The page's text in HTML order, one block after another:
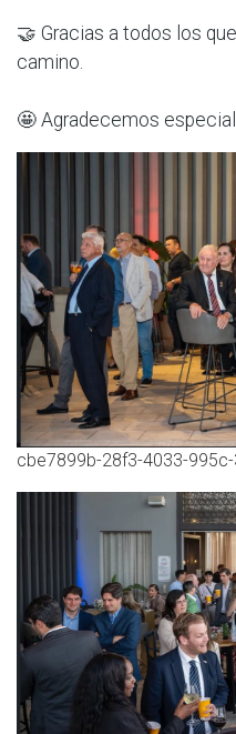
🤝 Gracias a todos los
camino.
🤩 Agradecemos
cbe7899b-28f3-4033-